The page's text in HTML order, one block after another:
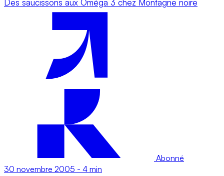
Des saucissons aux Oméga 3 chez Montagne noire
Abonné
30 novembre 2005 - 4 min